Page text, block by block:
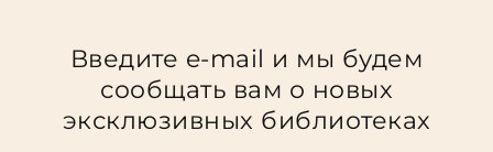
Введите e-mail и мы будем
сообщать вам о новых
эксклюзивных библиотеках